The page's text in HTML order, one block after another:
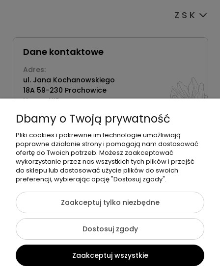
Z S K
Dane kontaktowe
Adres:
ul. Jana Kochanowskiego
18A 59-230 Prochowice
Numer NIP:
Telefon:
518358020
©2026 Wszelkie Prawa Zastrzeżone | Zrób Sobie Krem
Szablon Flex byEcommercy
Pokaż pełną wersję strony
Sklep internetowy Shoper Premium
Dbamy o Twoją prywatność
Pliki cookies i pokrewne im technologie umożliwiają
poprawne działanie strony i pomagają nam dostosować
ofertę do Twoich potrzeb. Możesz zaakceptować
wykorzystanie przez nas wszystkich tych plików i przejść
do sklepu lub dostosować użycie plików do swoich
preferencji, wybierając opcję "Dostosuj zgody".
Zaakceptuj tylko niezbędne
Dostosuj zgody
Zaakceptuj wszystkie